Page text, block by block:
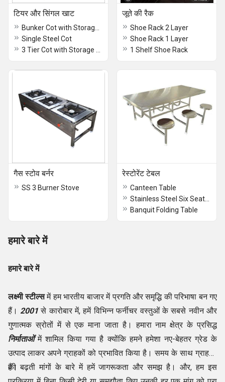
टियर और सिंगल खाट
Single Steel Cot
जूते की रैक
Shoe Rack 2 Layer
Shoe Rack 1 Layer
1 Shelf Shoe Rack
गैस स्टोव बर्नर
SS 3 Burner Stove
रेस्टोरेंट टेबल
Canteen Table
Banquit Folding Table
हमारे बारे में
हमारे बारे में
लक्ष्मी स्टील्समें हम भारतीय बाजार में प्रगति और समृद्धि की परिभाषा बन गए
हैं। 2001 से कारोबार में, हमें विभिन्न फर्नीचर वस्तुओं के सबसे नवीन और
गुणात्मक स्रोतों में से एक माना जाता है। हमारा नाम क्षेत्र के प्रसिद्ध
निर्माताओंमें शामिल किया गया है क्योंकि हमने हमेशा नए-बेहतर ग्रेड के
उत्पाद लाकर अपने ग्राहकों को प्रभावित किया है। समय के साथ ग्राहकों
की बढ़ती मांगों के बारे में हमें जागरूकता और समझ है। और, हम इस
हैं।